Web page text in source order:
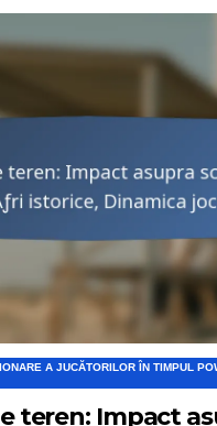
A JUCĂTORILOR ÎN TIMPUL
teren: Impact